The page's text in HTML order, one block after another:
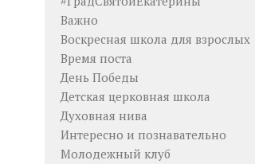
Важно
Воскресная школа для взрослых
Время поста
День Победы
Детская церковная школа
Духовная нива
Интересно и познавательно
Молодежный клуб